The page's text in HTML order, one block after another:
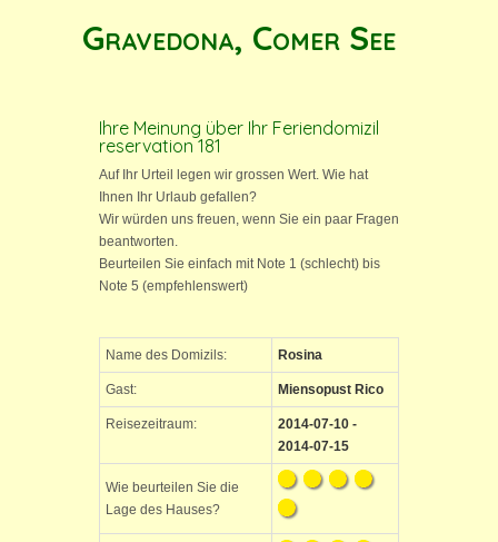
Gravedona, Comer See
Ihre Meinung über Ihr Feriendomizil
reservation 181
Auf Ihr Urteil legen wir grossen Wert. Wie hat
Ihnen Ihr Urlaub gefallen?
Wir würden uns freuen, wenn Sie ein paar Fragen
beantworten.
Beurteilen Sie einfach mit Note 1 (schlecht) bis
Note 5 (empfehlenswert)
Name des Domizils: Rosina
Gast: Miensopust Rico
Reisezeitraum:
2014-07-10 -
2014-07-15
Wie beurteilen Sie die
Lage des Hauses?